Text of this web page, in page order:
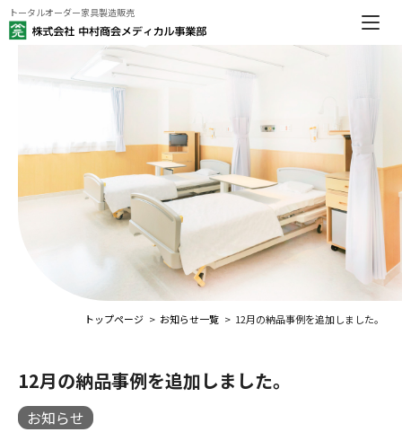
トータルオーダー家具製造販売
12月の納品事例を追加しました。
お知らせ
トップページ お知らせ一覧 12月の納品事例を追加しました。